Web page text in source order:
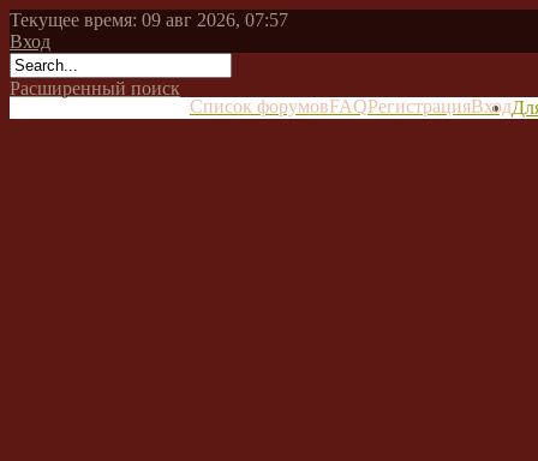
Текущее время: 09 авг 2026, 07:57
Вход
Расширенный поиск
Список форумовFAQРегистрацияВход